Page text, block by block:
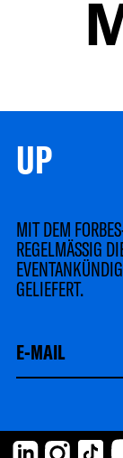
UP
MIT DEM
REGELMÄSSIG
GELIEFERT.
LinkedIn